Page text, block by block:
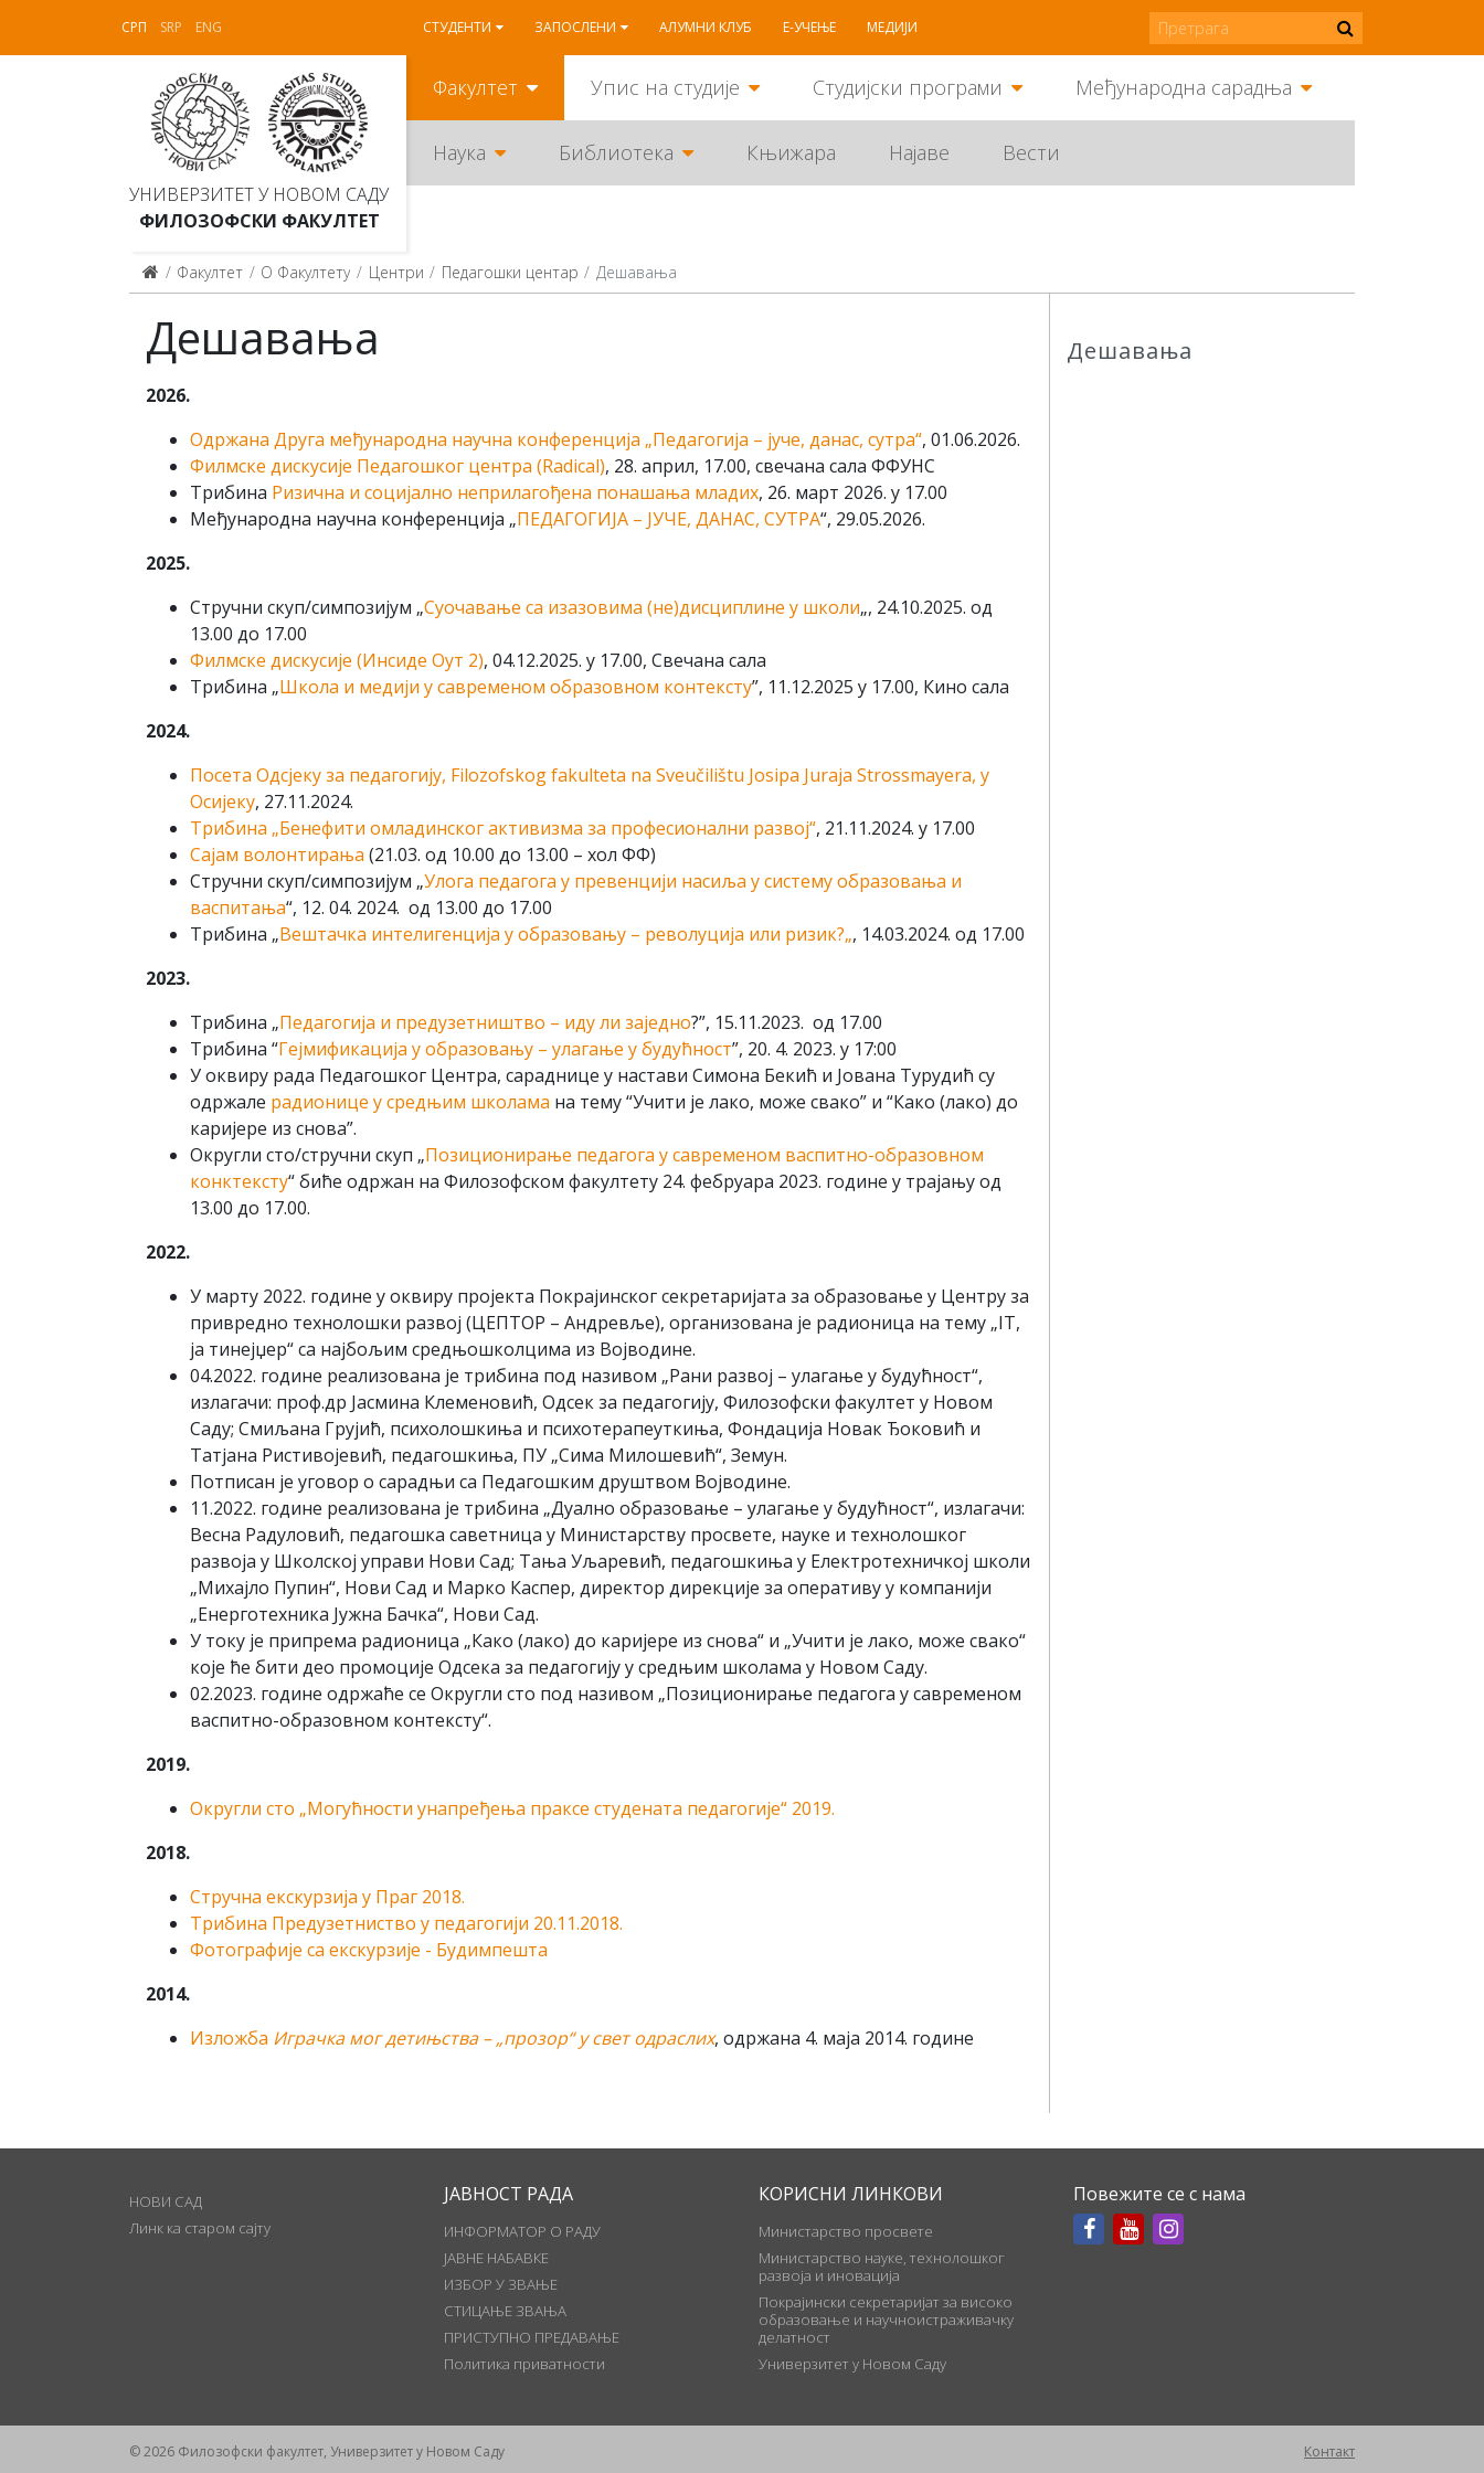
СРП SRP ENG СТУДЕНТИ ЗАПОСЛЕНИ АЛУМНИ КЛУБ Е-УЧЕЊЕ МЕДИЈИ
УНИВЕРЗИТЕТ У НОВОМ САДУ
ФИЛОЗОФСКИ ФАКУЛТЕТ
Факултет Упис на студије Студијски програми Међународна сарадња
Наука Библиотека Књижара Најаве Вести
Факултет О Факултету Центри Пeдaгoшки цeнтaр Дешавања
Дешавања
Дешавања
2026.
Oдржана Друга међународна научна конференција „Педагогија – јуче, данас, сутра“, 01.06.2026.
Филмске дискусије Педагошког центра (Radical), 28. април, 17.00, свечана сала ФФУНС
Трибина Ризична и социјално неприлагођена понашања младих, 26. март 2026. у 17.00
Међународна научна конференција „ПЕДАГОГИЈА – ЈУЧЕ, ДАНАС, СУТРА“, 29.05.2026.
2025.
Стручни скуп/симпозијум „Суочавање са изазовима (не)дисциплине у школи„, 24.10.2025. од
13.00 до 17.00
Филмске дискусије (Инсиде Оут 2), 04.12.2025. у 17.00, Свечана сала
Трибина „Школа и медији у савременом образовном контексту”, 11.12.2025 у 17.00, Кино сала
2024.
Посета Одсјеку за педагогију, Filozofskog fakulteta na Sveučilištu Josipa Juraja Strossmayera, у
Осијеку, 27.11.2024.
Трибина „Бенефити омладинског активизма за професионални развој“, 21.11.2024. у 17.00
Сајам волонтирања (21.03. од 10.00 до 13.00 – хол ФФ)
Стручни скуп/симпозијум „Улога педагога у превенцији насиља у систему образовања и
васпитања“, 12. 04. 2024. од 13.00 до 17.00
Трибина „Вештачка интелигенција у образовању – револуција или ризик?„, 14.03.2024. од 17.00
2023.
Трибина „Педагогија и предузетништво – иду ли заједно?”, 15.11.2023. од 17.00
Трибина “Гејмификација у образовању – улагање у будућност”, 20. 4. 2023. у 17:00
У оквиру рада Педагошког Центра, сараднице у настави Симона Бекић и Јована Турудић су
одржале радионице у средњим школама на тему “Учити је лако, може свако” и “Како (лако) до
каријере из снова”.
Округли сто/стручни скуп „Позиционирање педагога у савременом васпитно-образовном
конктексту“ биће одржан на Филозофском факултету 24. фебруара 2023. године у трајању од
13.00 до 17.00.
2022.
У марту 2022. године у оквиру пројекта Покрајинског секретаријата за образовање у Центру за
привредно технолошки развој (ЦЕПТОР – Андревље), организована је радионица на тему „IT,
ја тинејџер“ са најбољим средњошколцима из Војводине.
04.2022. године реализована је трибина под називом „Рани развој – улагање у будућност“,
излагачи: проф.др Јасмина Клеменовић, Одсек за педагогију, Филозофски факултет у Новом
Саду; Смиљана Грујић, психолошкиња и психотерапеуткиња, Фондација Новак Ђоковић и
Татјана Ристивојевић, педагошкиња, ПУ „Сима Милошевић“, Земун.
Потписан је уговор о сарадњи са Педагошким друштвом Војводине.
11.2022. године реализована је трибина „Дуално образовање – улагање у будућност“, излагачи:
Весна Радуловић, педагошка саветница у Министарству просвете, науке и технолошког
развоја у Школској управи Нови Сад; Тања Уљаревић, педагошкиња у Електротехничкој школи
„Михајло Пупин“, Нови Сад и Марко Каспер, директор дирекције за оперативу у компанији
„Енерготехника Јужна Бачка“, Нови Сад.
У току је припрема радионица „Како (лако) до каријере из снова“ и „Учити је лако, може свако“
које ће бити део промоције Одсека за педагогију у средњим школама у Новом Саду.
02.2023. године одржаће се Округли сто под називом „Позиционирање педагога у савременом
васпитно-образовном контексту“.
2019.
Округли сто „Могућности унапређења праксе студената педагогије“ 2019.
2018.
Стручна екскурзија у Праг 2018.
Трибина Предузетниство у педагогији 20.11.2018.
Фотографије са екскурзије - Будимпешта
2014.
Изложба Играчка мог детињства – „прозор“ у свет одраслих, одржана 4. маја 2014. године
НОВИ САД
Линк ка старом сајту
ЈАВНОСТ РАДА
ИНФОРМАТОР О РАДУ
ЈАВНЕ НАБАВКЕ
ИЗБОР У ЗВАЊЕ
СТИЦАЊЕ ЗВАЊА
ПРИСТУПНО ПРЕДАВАЊЕ
Политика приватности
КОРИСНИ ЛИНКОВИ
Министарство просвете
Министарство науке, технолошког
развоја и иновација
Покрајински секретаријат за високо
образовање и научноистраживачку
делатност
Универзитет у Новом Саду
Повежите се с нама
© 2026 Филозофски факултет, Универзитет у Новом Саду Контакт